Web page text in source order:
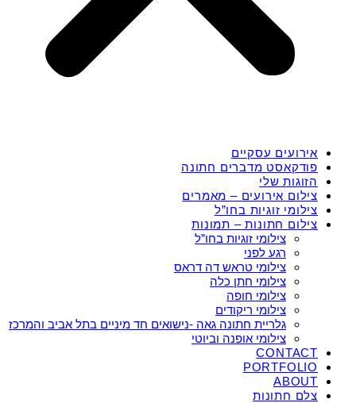
אירועים עסקיים
פודקאסט מדברים חתונה
הזוגות שלי
צילום אירועים – מאמרים
צילומי זוגיות בחו”ל
צילום חתונות – תמונות
צילומי זוגיות בחו”ל
רגע לפני
צילומי טראש דה דראס
צילומי חתן כלה
צילומי חופה
צילומי ריקודים
גלריית חתונה גאה -נישואים חד מיניים בתל אביב והמרכז
צילומי אופנה וביוטי
CONTACT
PORTFOLIO
ABOUT
צלם חתונות